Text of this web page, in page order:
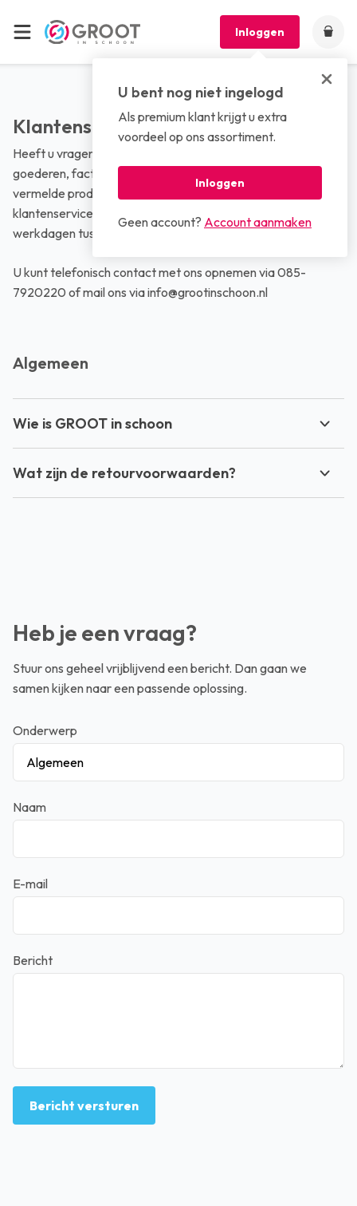
Inloggen
U bent nog niet ingelogd
Als premium klant krijgt u extra
voordeel op ons assortiment.
Inloggen
Geen account? Account aanmaken
Klantenservice pagina
Heeft u vragen over bestellingen, leveringen, geleverde
goederen, facturen of wilt u meer informatie over de
vermelde producten? Neem dan gerust contact op met onze
klantenservice. Onze klantenservice is beschikbaar op
werkdagen tussen 8.30 - 17.00 uur.
U kunt telefonisch contact met ons opnemen via 085-
7920220 of mail ons via info@grootinschoon.nl
Algemeen
Wie is GROOT in schoon
Wat zijn de retourvoorwaarden?
Heb je een vraag?
Stuur ons geheel vrijblijvend een bericht. Dan gaan we
samen kijken naar een passende oplossing.
Onderwerp
Naam
E-mail
Bericht
Bericht versturen